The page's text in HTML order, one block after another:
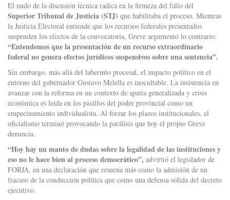
El nudo de la discusión técnica radica en la firmeza del fallo del
Superior Tribunal de Justicia (STJ) que habilitaba el proceso. Mientras
la Justicia Electoral entiende que los recursos federales presentados
suspenden los efectos de la convocatoria, Greve argumentó lo contrario:
“Entendemos que la presentación de un recurso extraordinario
federal no genera efectos jurídicos suspensivos sobre una sentencia”.
Sin embargo, más allá del laberinto procesal, el impacto político en el
entorno del gobernador Gustavo Melella es inocultable. La insistencia en
avanzar con la reforma en un contexto de apatía generalizada y crisis
económica es leída en los pasillos del poder provincial como un
empecinamiento individualista. Al forzar los plazos institucionales, el
oficialismo terminó provocando la parálisis que hoy el propio Greve
denuncia.
“Hoy hay un manto de dudas sobre la legalidad de las instituciones y
eso no le hace bien al proceso democrático”, advirtió el legislador de
FORJA, en una declaración que resuena más como la admisión de un
fracaso de la conducción política que como una defensa sólida del decreto
ejecutivo.